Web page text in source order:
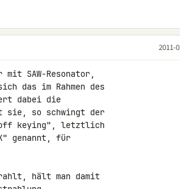
2011-
SAW-Resonator,
das im Rahmen des
dabei die
sie, so schwingt der
off keying", letztlich
genannt, für
hält man damit